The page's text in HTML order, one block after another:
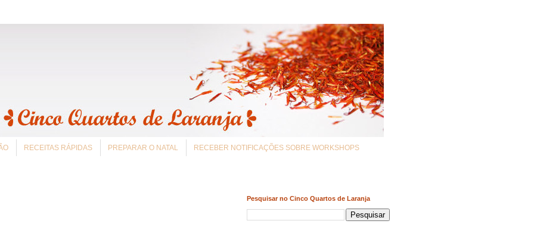
RECEITAS RÁPIDAS PREPARAR O NATAL RECEBER NOTIFICAÇÕES SOBRE WORKSHOPS
Pesquisar no Cinco Quartos de Laranja